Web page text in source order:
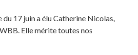
du 17 juin a élu Catherine Nicolas,
Elle mérite toutes nos